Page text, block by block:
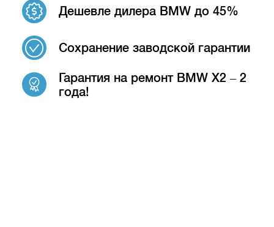
Дешевле дилера BMW до 45%
Сохранение заводской гарантии
Гарантия на ремонт BMW X2 – 2
года!